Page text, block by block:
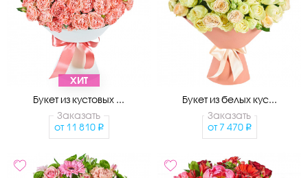
ХИТ
Букет из кустовых ...
Заказать
от 11 810
Букет из белых кус...
Заказать
от 7 470